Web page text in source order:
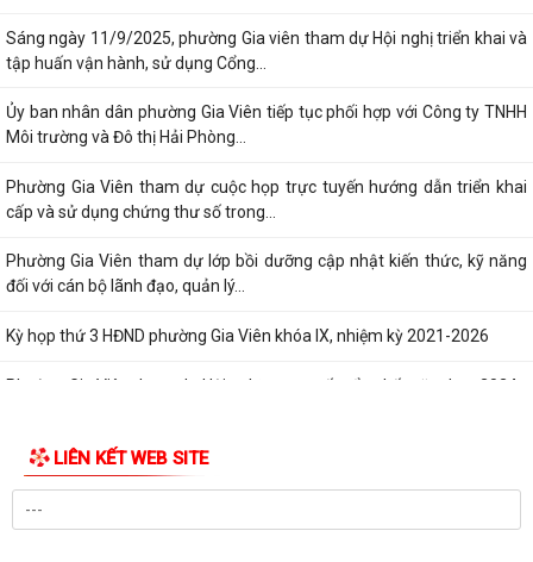
Sáng ngày 11/9/2025, phường Gia viên tham dự Hội nghị triển khai và
tập huấn vận hành, sử dụng Cổng...
Ủy ban nhân dân phường Gia Viên tiếp tục phối hợp với Công ty TNHH
Môi trường và Đô thị Hải Phòng...
Phường Gia Viên tham dự cuộc họp trực tuyến hướng dẫn triển khai
cấp và sử dụng chứng thư số trong...
Phường Gia Viên tham dự lớp bồi dưỡng cập nhật kiến thức, kỹ năng
đối với cán bộ lãnh đạo, quản lý...
Kỳ họp thứ 3 HĐND phường Gia Viên khóa IX, nhiệm kỳ 2021-2026
Phường Gia Viên tham dự Hội nghị trực tuyến tổng kết năm học 2024 -
Ủy ban nhân dân phường Gia Viên tổ chức cuộc họp nghe báo cáo
công tác chuẩn bị năm học mới...
Lượng việc tăng vọt, cán bộ làm đến đêm: Cần tăng lương hay biên
LIÊN KẾT WEB SITE